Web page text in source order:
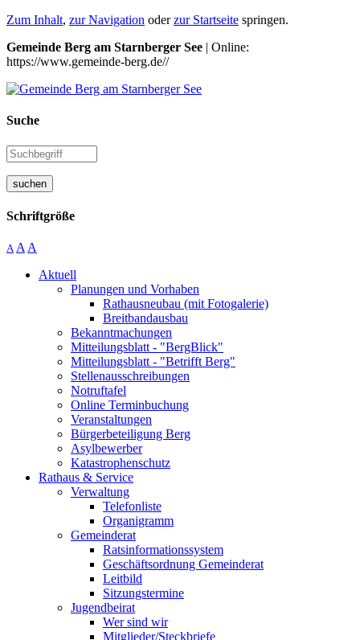
Zum Inhalt, zur Navigation oderzur Startseite springen.
Gemeinde Berg am Starnberger See | Online:
https://www.gemeinde-berg.de//
Suche
suchen
Schriftgröße
A A A
Aktuell
Planungen und Vorhaben
Rathausneubau (mit Fotogalerie)
Breitbandausbau
Bekanntmachungen
Mitteilungsblatt - "BergBlick"
Mitteilungsblatt - "Betrifft Berg"
Stellenausschreibungen
Notruftafel
Online Terminbuchung
Veranstaltungen
Bürgerbeteiligung Berg
Asylbewerber
Katastrophenschutz
Rathaus & Service
Verwaltung
Telefonliste
Organigramm
Gemeinderat
Ratsinformationssystem
Geschäftsordnung Gemeinderat
Leitbild
Sitzungstermine
Jugendbeirat
Wer sind wir
Mitglieder/Steckbriefe